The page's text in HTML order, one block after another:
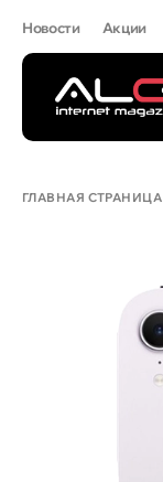
Новости Акции
ГЛАВНАЯ СТРАНИЦА